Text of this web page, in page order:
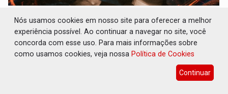
GREGO ORIGINAL: Happy Friday e Feijuka
com Rock agitam o fim de semana
Destaques Empresariais 08 de Julho de 2026 às 17:53
Nós usamos cookies em nosso site para oferecer a melhor
experiência possível. Ao continuar a navegar no site, você
concorda com esse uso. Para mais informações sobre
como usamos cookies, veja nossa Política de Cookies
Continuar